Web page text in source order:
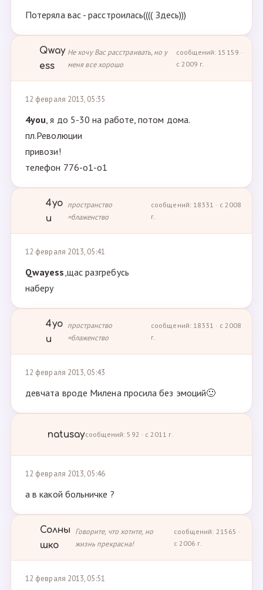
Потеряла вас - расстроилась(((( Здесь)))
Qway
ess
Не хочу Вас расстраивать, но у
меня все хорошо
сообщений: 15159 ·
с 2009 г.
12 февраля 2013, 05:35
4you, я до 5-30 на работе, потом дома.
пл.Революции
привози!
телефон 776-о1-о1
4yo
u
пространство
=блаженство
сообщений: 18331 · с 2008
г.
12 февраля 2013, 05:41
Qwayess,щас разгребусь
наберу
4yo
u
пространство
=блаженство
сообщений: 18331 · с 2008
г.
12 февраля 2013, 05:43
девчата вроде Милена просила без эмоций🙂
natusayсообщений: 592 · с 2011 г.
12 февраля 2013, 05:46
а в какой больничке ?
Солны
шко
Говорите, что хотите, но
жизнь прекрасна!
сообщений: 21565 ·
с 2006 г.
12 февраля 2013, 05:51